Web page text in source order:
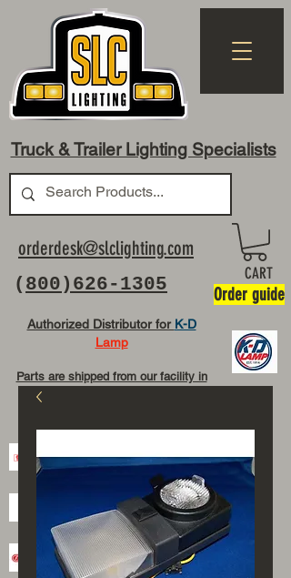
Truck & Trailer Lighting Specialists
( 800)626-1305
orderdesk@slclighting.com
Authorized Distributor for K-D
Lamp
Parts are shipped from our facility in
CART
Order guide